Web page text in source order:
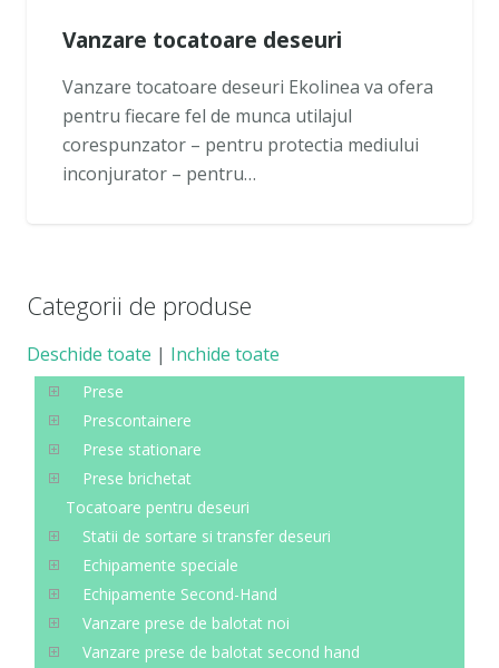
Vanzare tocatoare deseuri
Vanzare tocatoare deseuri Ekolinea va ofera
pentru fiecare fel de munca utilajul
corespunzator – pentru protectia mediului
inconjurator – pentru…
Categorii de produse
Deschide toate | Inchide toate
Prese
Prescontainere
Prese stationare
Prese brichetat
Tocatoare pentru deseuri
Statii de sortare si transfer deseuri
Echipamente speciale
Echipamente Second-Hand
Vanzare prese de balotat noi
Vanzare prese de balotat second hand